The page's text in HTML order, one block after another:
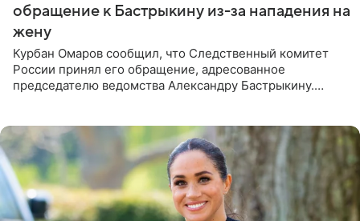
обращение к Бастрыкину из-за нападения на
жену
Курбан Омаров сообщил, что Следственный комитет
России принял его обращение, адресованное
председателю ведомства Александру Бастрыкину.